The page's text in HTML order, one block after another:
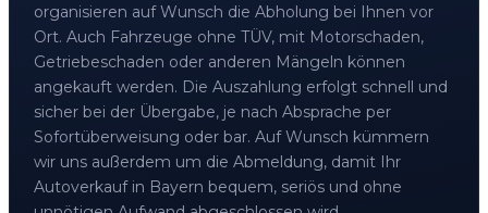
organisieren auf Wunsch die Abholung bei Ihnen vor
Ort. Auch Fahrzeuge ohne TÜV, mit Motorschaden,
Getriebeschaden oder anderen Mängeln können
angekauft werden. Die Auszahlung erfolgt schnell und
sicher bei der Übergabe, je nach Absprache per
Sofortüberweisung oder bar. Auf Wunsch kümmern
wir uns außerdem um die Abmeldung, damit Ihr
Autoverkauf in Bayern bequem, seriös und ohne